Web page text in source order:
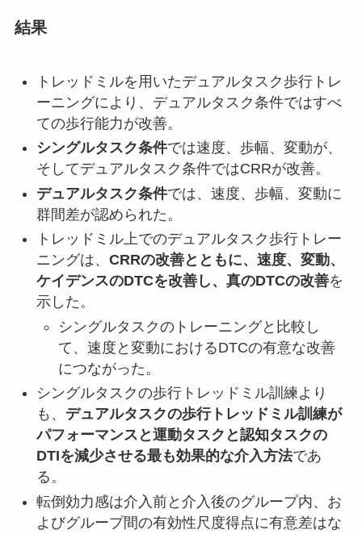
結果
トレッドミルを用いたデュアルタスク歩行トレ
ーニングにより、 デュアルタスク条件ではすべ
ての歩行能力が改善。
シングルタスク条件では速度、歩幅、変動が、
そしてデュアルタスク条件ではCRRが改善。
デュアルタスク条件では、速度、歩幅、変動に
群間差が認められた。
トレッドミル上でのデュアルタスク歩行トレー
ニングは、 CRRの改善とともに、速度、変動、
ケイデンスのDTCを改善し、真のDTCの改善を
示した。
シングルタスクのトレーニングと比較し
て、速度と変動におけるDTCの有意な改善
につながった。
シングルタスクの歩行トレッドミル訓練より
も、 デュアルタスクの歩行トレッドミル訓練が
パフォーマンスと運動タスクと認知タスクの
DTIを減少させる最も効果的な介入方法であ
る。
転倒効力感は介入前と介入後のグループ内、お
よびグループ間の有効性尺度得点に有意差はな